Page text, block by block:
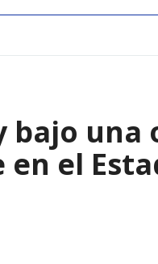
bajo una
el